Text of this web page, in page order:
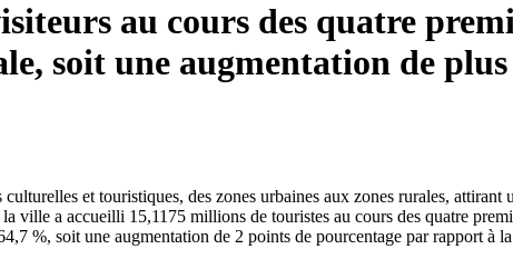
au cours des quatre
soit une augmentation de
et touristiques, des zones urbaines aux zones rurales, attirant
ville a accueilli 15,1175 millions de touristes au cours des quatre
%, soit une augmentation de 2 points de pourcentage par rapport à